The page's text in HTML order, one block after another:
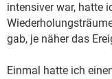
intensiver war, hatte
gab, je näher das
Einmal hatte ich